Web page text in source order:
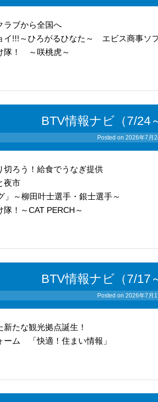
ラブから全国へ
イ!!!～ひろがるひなた～ エビス商事ソ
隊！ ～咲桃虎～
BTV情報ナビ（7/24
Posted on2026年7月
切ろう！給食でうなぎ提供
夜市
」～柳田叶士選手・銀士選手～
隊！～CAT PERCH～
BTV情報ナビ（7/17
Posted on2026年7月
新たな観光拠点誕生！
ーム 「快適！住まい情報」